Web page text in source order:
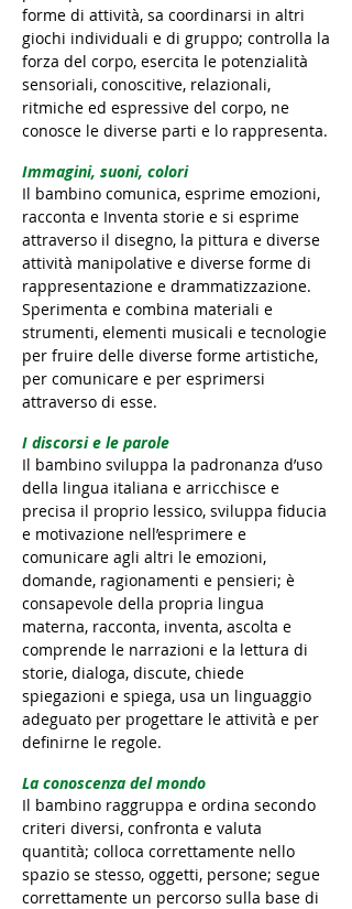
forme di attività, sa coordinarsi in altri
giochi individuali e di gruppo; controlla la
forza del corpo, esercita le potenzialità
sensoriali, conoscitive, relazionali,
ritmiche ed espressive del corpo, ne
conosce le diverse parti e lo rappresenta.
Immagini, suoni, colori
Il bambino comunica, esprime emozioni,
racconta e Inventa storie e si esprime
attraverso il disegno, la pittura e diverse
attività manipolative e diverse forme di
rappresentazione e drammatizzazione.
Sperimenta e combina materiali e
strumenti, elementi musicali e tecnologie
per fruire delle diverse forme artistiche,
per comunicare e per esprimersi
attraverso di esse.
I discorsi e le parole
Il bambino sviluppa la padronanza d’uso
della lingua italiana e arricchisce e
precisa il proprio lessico, sviluppa fiducia
e motivazione nell’esprimere e
comunicare agli altri le emozioni,
domande, ragionamenti e pensieri; è
consapevole della propria lingua
materna, racconta, inventa, ascolta e
comprende le narrazioni e la lettura di
storie, dialoga, discute, chiede
spiegazioni e spiega, usa un linguaggio
adeguato per progettare le attività e per
definirne le regole.
La conoscenza del mondo
Il bambino raggruppa e ordina secondo
criteri diversi, confronta e valuta
quantità; colloca correttamente nello
spazio se stesso, oggetti, persone; segue
correttamente un percorso sulla base di